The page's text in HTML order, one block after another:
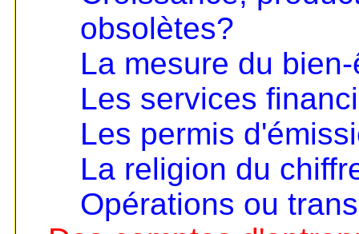
obsolètes?
La mesure du
Les services
Les permis
La religion du
Opérations ou